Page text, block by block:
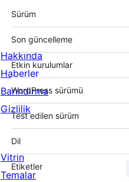
Meta
Sürüm
Son güncelleme
Etkin kurulumlar
WordPress sürümü
Test edilen sürüm
Dil
Etiketler
Hakkında
Haberler
Barındırma
Gizlilik
Vitrin
Temalar